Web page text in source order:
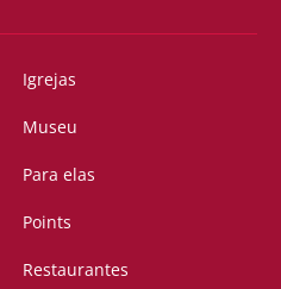
Igrejas
Museu
Para elas
Points
Restaurantes